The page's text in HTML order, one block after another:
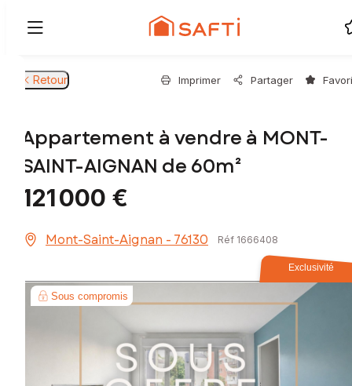
Retour Imprimer Partager
Appartement à vendre à MONT-
SAINT-AIGNAN de 60m²
121 000 €
Mont-Saint-Aignan - 76130 Réf 1666408
Exclusivité
Sous compromis